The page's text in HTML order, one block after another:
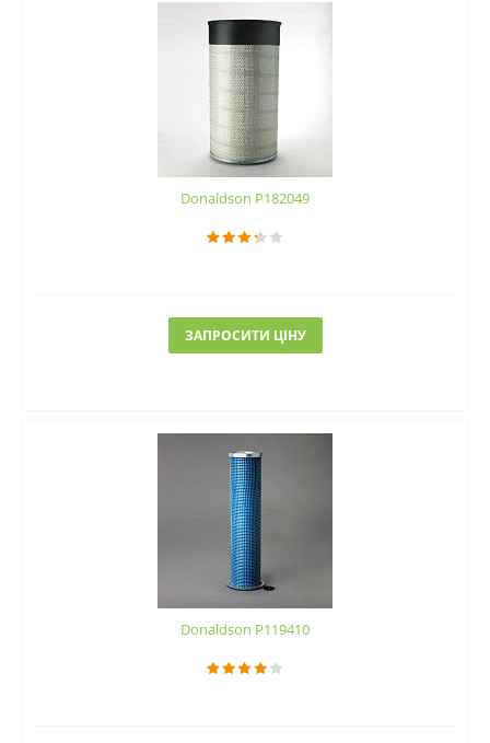
Donaldson P182049
ЗАПРОСИТИ ЦІНУ
Donaldson P119410